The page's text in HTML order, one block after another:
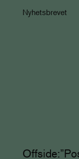
Nyhetsbrevet